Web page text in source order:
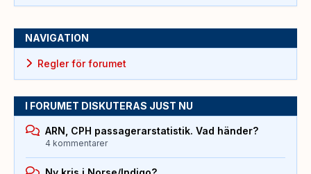
NAVIGATION
Regler för forumet
I FORUMET DISKUTERAS JUST NU
ARN, CPH passagerarstatistik. Vad händer?
4 kommentarer